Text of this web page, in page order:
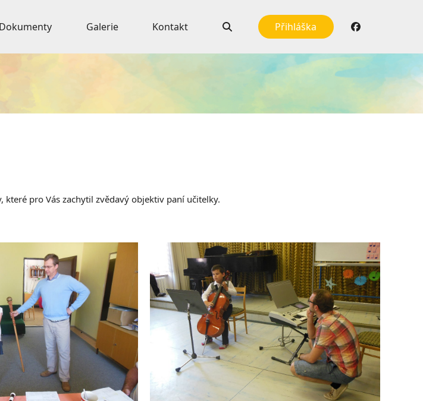
Dokumenty Galerie Kontakt Přihláška
které pro Vás zachytil zvědavý objektiv paní učitelky.